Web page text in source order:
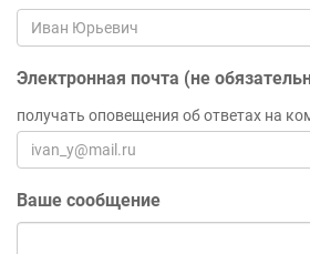
Электронная почта (не
получать оповещения об ответах на
Ваше сообщение